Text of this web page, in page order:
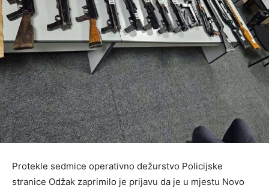
Protekle sedmice operativno dežurstvo Policijske
stranice Odžak zaprimilo je prijavu da je u mjestu Novo